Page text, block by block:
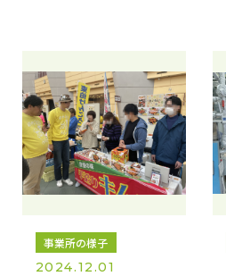
事業所の様子
2024.12.01